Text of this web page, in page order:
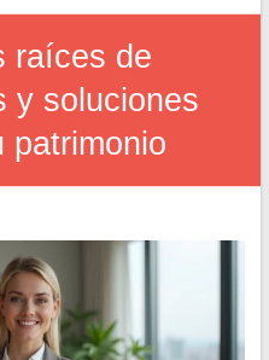
raíces de
y soluciones
patrimonio